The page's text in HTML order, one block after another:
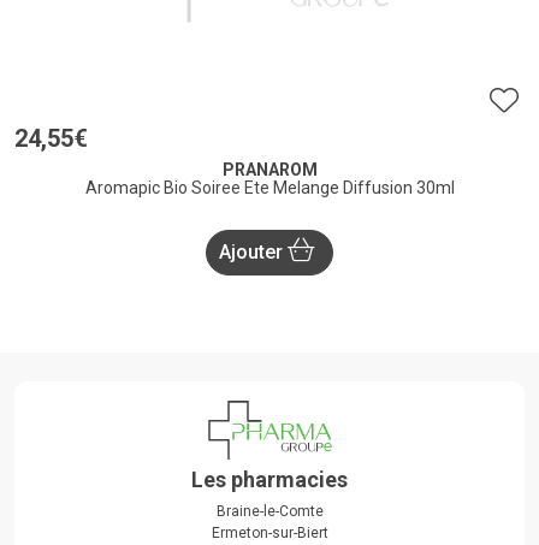
24,55€
PRANAROM
Aromapic Bio Soiree Ete Melange Diffusion 30ml
Ajouter
Les pharmacies
Braine-le-Comte
Ermeton-sur-Biert